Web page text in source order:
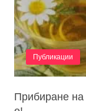
Публикации
Прибиране